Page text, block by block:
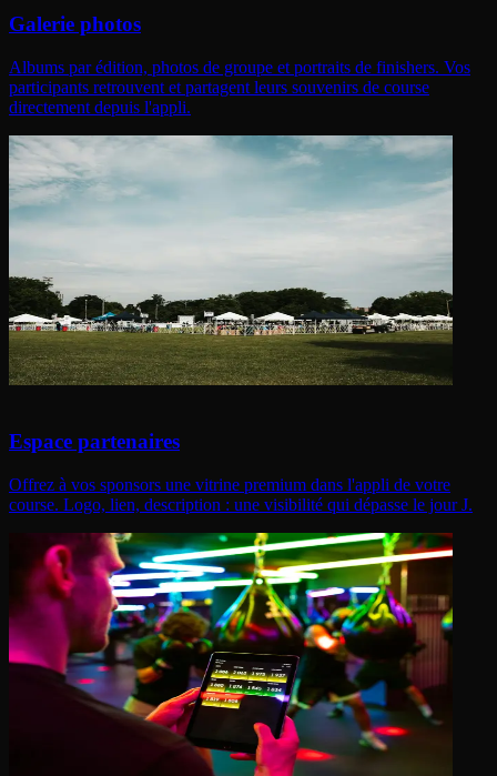
Galerie photos
Albums par édition, photos de groupe et portraits de finishers. Vos
participants retrouvent et partagent leurs souvenirs de course
directement depuis l'appli.
Espace partenaires
Offrez à vos sponsors une vitrine premium dans l'appli de votre
course. Logo, lien, description : une visibilité qui dépasse le jour J.